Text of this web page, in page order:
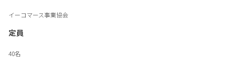
イーコマース事業協会
定員
40名